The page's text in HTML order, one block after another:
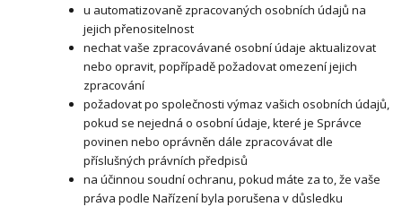
u automatizovaně zpracovaných osobních údajů na
jejich přenositelnost
nechat vaše zpracovávané osobní údaje aktualizovat
nebo opravit, popřípadě požadovat omezení jejich
zpracování
požadovat po společnosti výmaz vašich osobních údajů,
pokud se nejedná o osobní údaje, které je Správce
povinen nebo oprávněn dále zpracovávat dle
příslušných právních předpisů
na účinnou soudní ochranu, pokud máte za to, že vaše
práva podle Nařízení byla porušena v důsledku